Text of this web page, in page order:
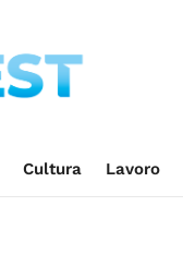
Cultura Lavoro